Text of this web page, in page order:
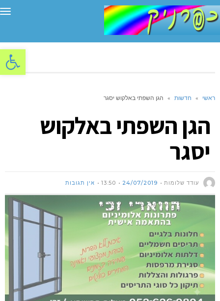
פתח
ראשי » חדשות » הגן השפתי באלקוש יסגר
הגן השפתי באלקוש
יסגר
עודד שלומות 24/07/2019
13:50 אין תגובות